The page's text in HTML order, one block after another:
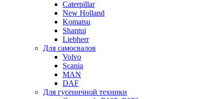
Caterpillar
New Holland
Komatsu
Shantui
Liebherr
Для самосвалов
Volvo
Scania
MAN
DAF
Для гусеничной техники